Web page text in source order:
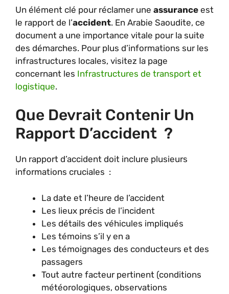
Un élément clé pour réclamer une assurance est
le rapport de l’accident. En Arabie Saoudite, ce
document a une importance vitale pour la suite
des démarches. Pour plus d’informations sur les
infrastructures locales, visitez la page
concernant les Infrastructures de transport et
logistique.
Que Devrait Contenir Un
Rapport D’accident ?
Un rapport d’accident doit inclure plusieurs
informations cruciales :
La date et l’heure de l’accident
Les lieux précis de l’incident
Les détails des véhicules impliqués
Les témoins s’il y en a
Les témoignages des conducteurs et des
passagers
Tout autre facteur pertinent (conditions
météorologiques, observations